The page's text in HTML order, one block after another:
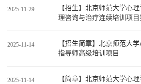
2025-11-29
【招生】北京师范大学心
理咨询与治疗连续培训项
2025-11-14
【招生简章】北京师范大
指导师高级培训项目
2025-11-14
【简章】北京师范大学心